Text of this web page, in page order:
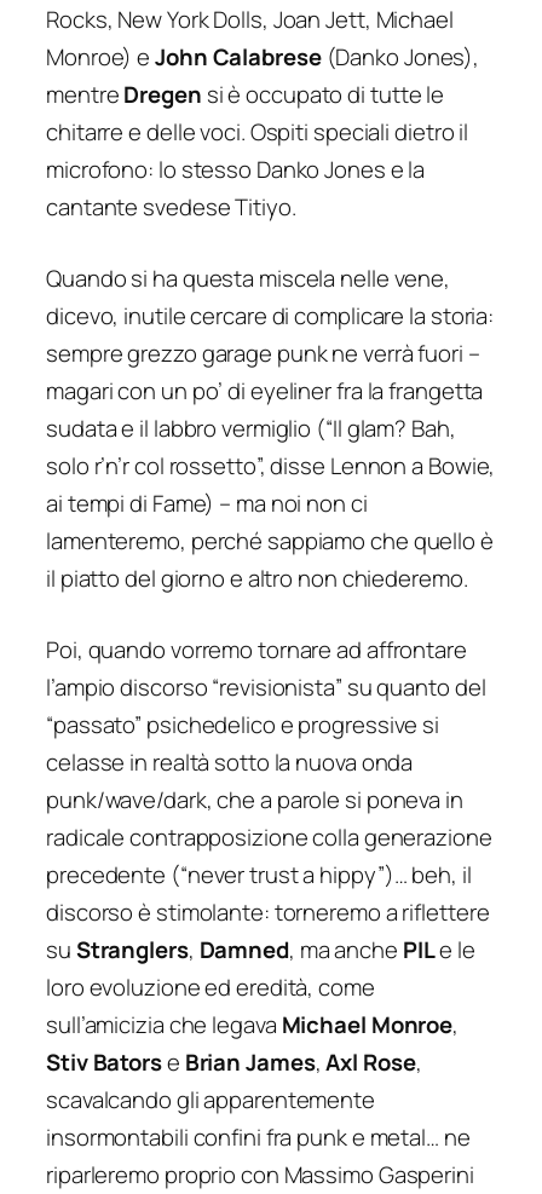
Rocks, New York Dolls, Joan Jett, Michael
Monroe) eJohn Calabrese(Danko Jones),
mentreDregen si è occupato di tutte le
chitarre e delle voci. Ospiti speciali dietro il
microfono: lo stesso Danko Jones e la
cantante svedese Titiyo.
Quando si ha questa miscela nelle vene,
dicevo, inutile cercare di complicare la storia:
sempre grezzo garage punk ne verrà fuori –
magari con un po’ di eyeliner fra la frangetta
sudata e il labbro vermiglio (“Il glam? Bah,
solo r’n’r col rossetto”, disse Lennon a Bowie,
ai tempi di Fame) – ma noi non ci
lamenteremo, perché sappiamo che quello è
il piatto del giorno e altro non chiederemo.
Poi, quando vorremo tornare ad affrontare
l’ampio discorso “revisionista” su quanto del
“passato” psichedelico e progressive si
celasse in realtà sotto la nuova onda
punk/wave/dark, che a parole si poneva in
radicale contrapposizione colla generazione
precedente (“never trust a hippy”)… beh, il
discorso è stimolante: torneremo a riflettere
suStranglers, Damned, ma anche PILe le
loro evoluzione ed eredità, come
sull’amicizia che legava Michael Monroe,
Stiv Batorse Brian James,Axl Rose,
scavalcando gli apparentemente
insormontabili confini fra punk e metal… ne
riparleremo proprio con Massimo Gasperini